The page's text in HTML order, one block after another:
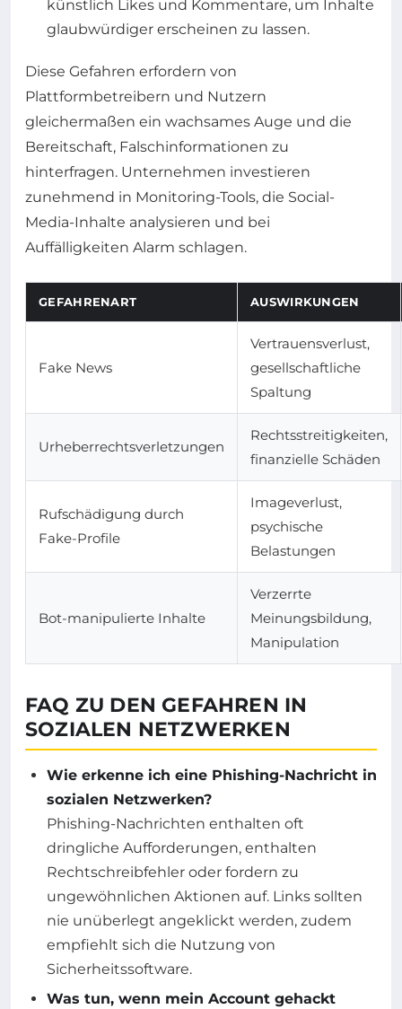
künstlich Likes und Kommentare, um Inhalte
glaubwürdiger erscheinen zu lassen.
Diese Gefahren erfordern von
Plattformbetreibern und Nutzern
gleichermaßen ein wachsames Auge und die
Bereitschaft, Falschinformationen zu
hinterfragen. Unternehmen investieren
zunehmend in Monitoring-Tools, die Social-
Media-Inhalte analysieren und bei
Auffälligkeiten Alarm schlagen.
GEFAHRENART AUSWIRKUNGEN
Fake News
Vertrauensverlust,
gesellschaftliche
Spaltung
Urheberrechtsverletzungen
Rechtsstreitigkeiten,
finanzielle Schäden
Rufschädigung durch
Fake-Profile
Imageverlust,
psychische
Belastungen
Bot-manipulierte Inhalte
Verzerrte
Meinungsbildung,
Manipulation
FAQ ZU DEN GEFAHREN IN
SOZIALEN NETZWERKEN
Wie erkenne ich eine Phishing-Nachricht in
sozialen Netzwerken?
Phishing-Nachrichten enthalten oft
dringliche Aufforderungen, enthalten
Rechtschreibfehler oder fordern zu
ungewöhnlichen Aktionen auf. Links sollten
nie unüberlegt angeklickt werden, zudem
empfiehlt sich die Nutzung von
Sicherheitssoftware.
Was tun, wenn mein Account gehackt